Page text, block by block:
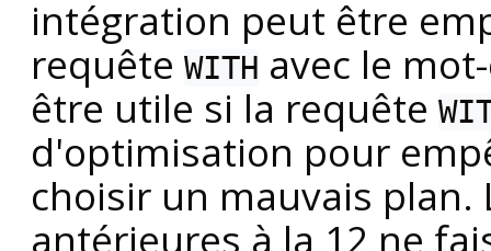
intégration peut être
requête WITH avec le
être utile si la requête
d'optimisation pour
choisir un mauvais
antérieures à la 12 ne